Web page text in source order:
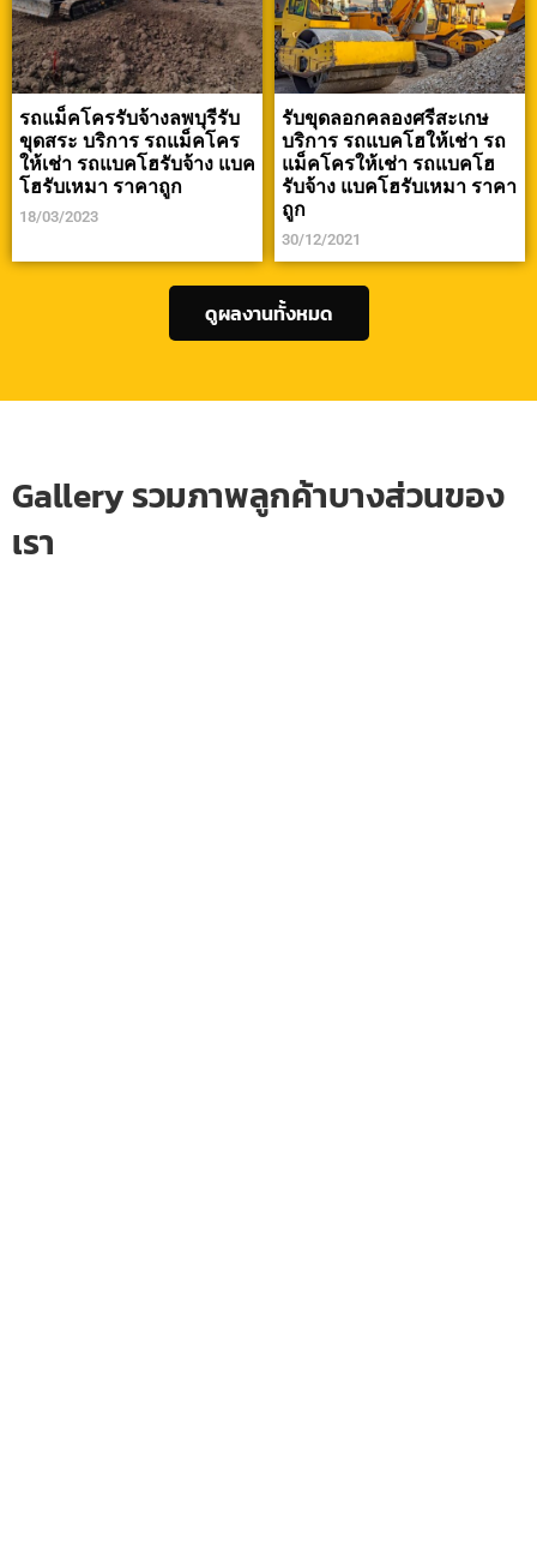
รถแม็คโครรับจ้างลพบุรีรับ
ขุดสระ บริการ รถแม็คโคร
ให้เช่า รถแบคโฮรับจ้าง แบค
โฮรับเหมา ราคาถูก
18/03/2023
รับขุดลอกคลองศรีสะเกษ
บริการ รถแบคโฮให้เช่า รถ
แม็คโครให้เช่า รถแบคโฮ
รับจ้าง แบคโฮรับเหมา ราคา
ถูก
30/12/2021
ดูผลงานทั้งหมด
Gallery รวมภาพลูกค้าบางส่วนของ
เรา